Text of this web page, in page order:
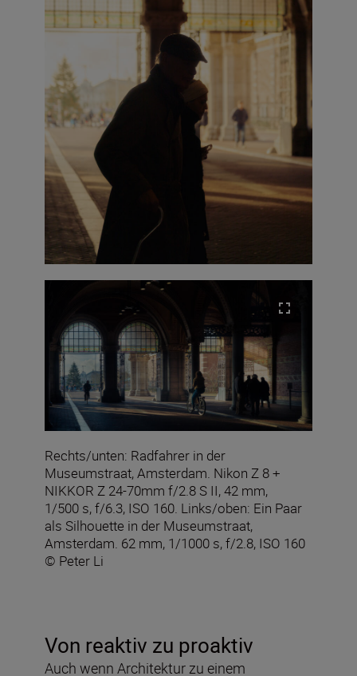
Rechts/unten: Radfahrer in der
Museumstraat, Amsterdam. Nikon Z 8 +
NIKKOR Z 24-70mm f/2.8 S II, 42 mm,
1/500 s, f/6.3, ISO 160. Links/oben: Ein Paar
als Silhouette in der Museumstraat,
Amsterdam. 62 mm, 1/1000 s, f/2.8, ISO 160
© Peter Li
Von reaktiv zu proaktiv
Auch wenn Architektur zu einem